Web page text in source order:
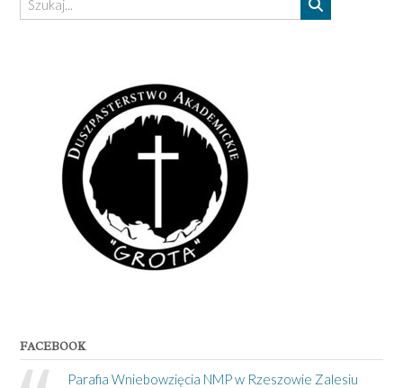
FACEBOOK
Parafia Wniebowzięcia NMP w Rzeszowie Zalesiu